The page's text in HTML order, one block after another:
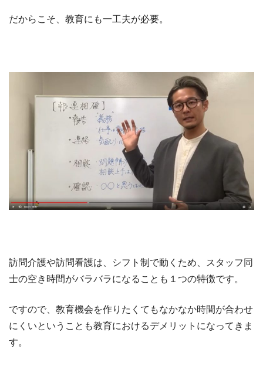
だからこそ、教育にも一工夫が必要。
訪問介護や訪問看護は、シフト制で動くため、スタッフ同
士の空き時間がバラバラになることも１つの特徴です。
ですので、教育機会を作りたくてもなかなか時間が合わせ
にくいということも教育におけるデメリットになってきま
す。